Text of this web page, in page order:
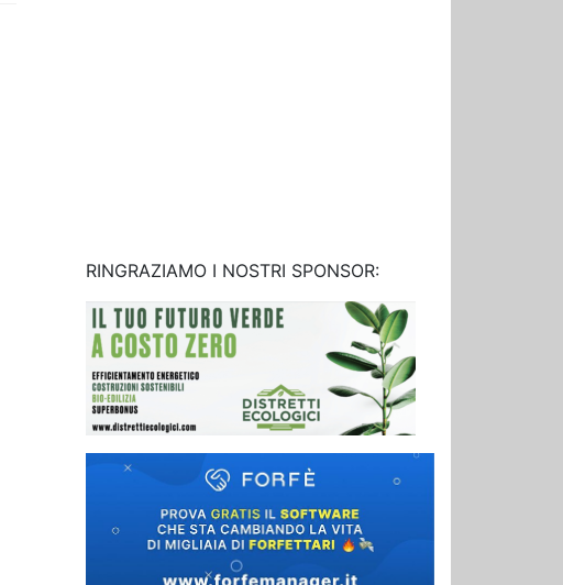
RINGRAZIAMO I NOSTRI SPONSOR: